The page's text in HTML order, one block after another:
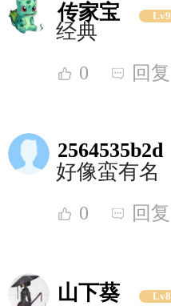
传家宝 Lv9
经典
0 回复
2564535b2d
好像蛮有名
0 回复
山下葵 Lv8